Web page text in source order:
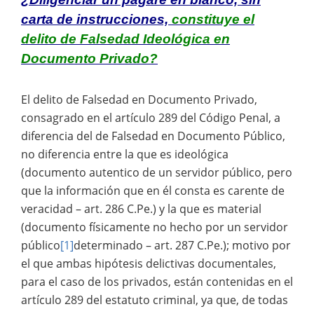
carta de instrucciones, constituye el
delito de Falsedad Ideológica en
Documento Privado?
El delito de Falsedad en Documento Privado,
consagrado en el artículo 289 del Código Penal, a
diferencia del de Falsedad en Documento Público,
no diferencia entre la que es ideológica
(documento autentico de un servidor público, pero
que la información que en él consta es carente de
veracidad – art. 286 C.Pe.) y la que es material
(documento físicamente no hecho por un servidor
público[1]determinado – art. 287 C.Pe.); motivo por
el que ambas hipótesis delictivas documentales,
para el caso de los privados, están contenidas en el
artículo 289 del estatuto criminal, ya que, de todas